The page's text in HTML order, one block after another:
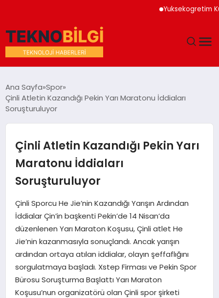
Yuksekogretim
DÜNYA
EKONOMI
MAGAZIN
SAĞLIK
SIYASET
SPOR
TEKNOLOJI
Ana Sayfa Spor
Çinli Atletin Kazandığı Pekin Yarı Maratonu İddiaları
Soruşturuluyor
Çinli Atletin Kazandığı Pekin Yarı
Maratonu İddiaları
Soruşturuluyor
Çinli Sporcu He Jie’nin Kazandığı Yarışın Ardından
İddialar Çin’in başkenti Pekin’de 14 Nisan’da
düzenlenen Yarı Maraton Koşusu, Çinli atlet He
Jie’nin kazanmasıyla sonuçlandı. Ancak yarışın
ardından ortaya atılan iddialar, olayın şeffaflığını
sorgulatmaya başladı. Xstep Firması ve Pekin Spor
Bürosu Soruşturma Başlattı Yarı Maraton
Koşusu’nun organizatörü olan Çinli spor şirketi